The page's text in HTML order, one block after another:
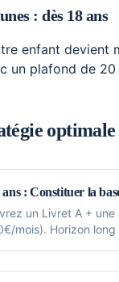
: dès 18 ans
enfant devient
un plafond de
ans : Constituer la
un Livret A +
mois). Horizon